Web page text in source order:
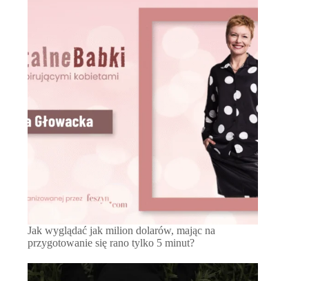
Jak wyglądać jak milion dolarów, mając na
przygotowanie się rano tylko 5 minut?